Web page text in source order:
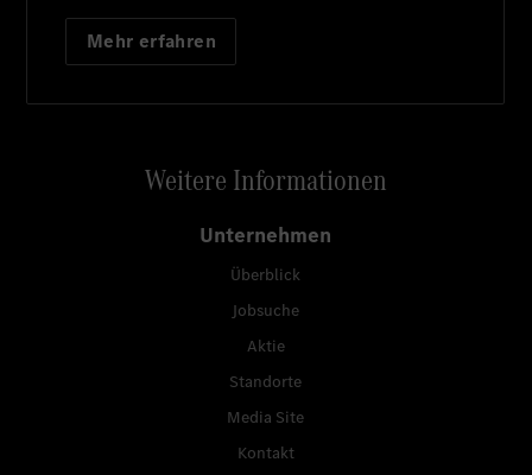
Mehr erfahren
Weitere Informationen
Unternehmen
Überblick
Jobsuche
Aktie
Standorte
Media Site
Kontakt